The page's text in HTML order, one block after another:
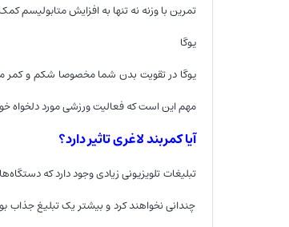
تمرین با وزنه نه تنها به افزایش
یوگا
یوگا در تقویت بدن شما مخصوصا شکم و کمر
مهم این است که فعالیت ورزشی مورد دلخواه
آیا کمربند لاغری تاثیر دارد؟
تبلیغات تلویزیونی زیادی وجود دارد که
چندانی نخواهند کرد و بیشتر یک تبلیغ جذاب